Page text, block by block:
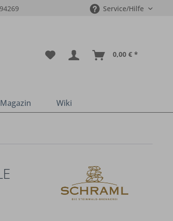
Service/Hilfe
0,00 € *
Magazin Wiki